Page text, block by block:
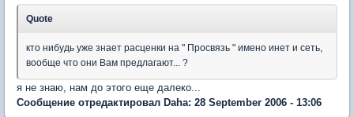
Quote
кто нибудь уже знает расценки на " Просвязь " имено инет и сеть,
вообще что они Вам предлагают... ?
я не знаю, нам до этого еще далеко...
Сообщение отредактировал Daha: 28 September 2006 - 13:06